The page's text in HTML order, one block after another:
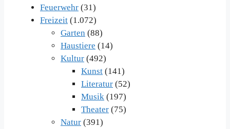
Feuerwehr (31)
Freizeit (1.072)
Garten (88)
Haustiere (14)
Kultur (492)
Kunst (141)
Literatur (52)
Musik (197)
Theater (75)
Natur (391)